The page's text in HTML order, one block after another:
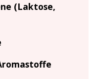
(Laktose,